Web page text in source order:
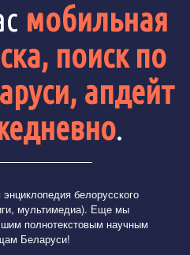
мобильная
поиск по
апдейт
.
белорусского
мультимедиа). Еще мы
полнотекстовым научным
Беларуси!